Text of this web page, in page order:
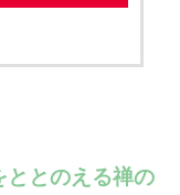
ととのえる禅の